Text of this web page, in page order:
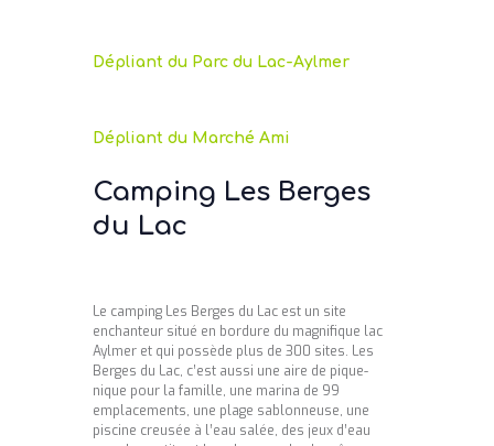
Dépliant du Parc du Lac-Aylmer
Dépliant du Marché Ami
Camping Les Berges
du Lac
Le camping Les Berges du Lac est un site
enchanteur situé en bordure du magnifique lac
Aylmer et qui possède plus de 300 sites. Les
Berges du Lac, c’est aussi une aire de pique-
nique pour la famille, une marina de 99
emplacements, une plage sablonneuse, une
piscine creusée à l’eau salée, des jeux d’eau